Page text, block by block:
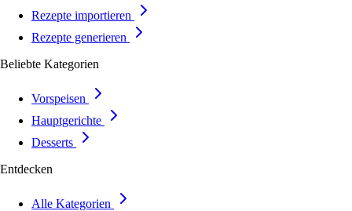
Rezepte importieren
Rezepte generieren
Beliebte Kategorien
Vorspeisen
Hauptgerichte
Desserts
Entdecken
Alle Kategorien